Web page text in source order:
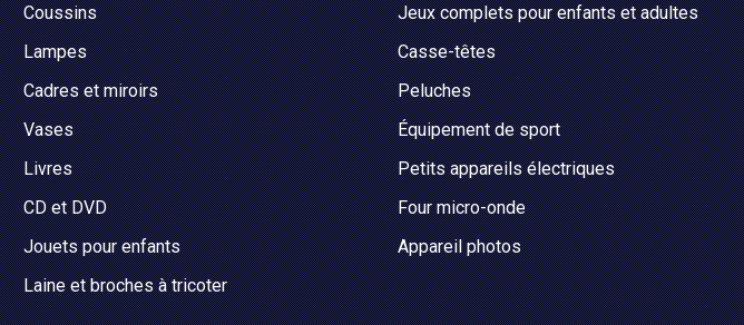
Coussins
Lampes
Cadres et miroirs
Vases
Livres
CD et DVD
Jouets pour enfants
Laine et broches à tricoter
Jeux complets pour enfants et adultes
Casse-têtes
Peluches
Équipement de sport
Petits appareils électriques
Four micro-onde
Appareil photos